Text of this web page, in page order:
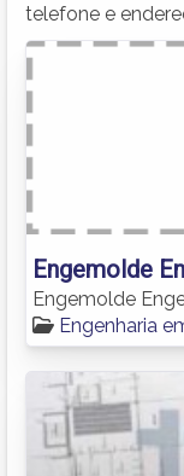
telefone e
Engemolde
Engemolde
Engenharia